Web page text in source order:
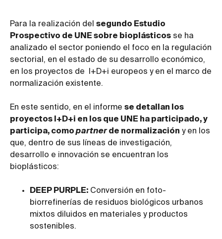
Para la realización del segundo Estudio
Prospectivo de UNE sobre bioplásticos se ha
analizado el sector poniendo el foco en la regulación
sectorial, en el estado de su desarrollo económico,
en los proyectos de I+D+i europeos y en el marco de
normalización existente.
En este sentido, en el informe se detallan los
proyectos I+D+i en los que UNE ha participado, y
participa, comopartnerde normalización y en los
que, dentro de sus líneas de investigación,
desarrollo e innovación se encuentran los
bioplásticos:
DEEP PURPLE: Conversión en foto-
biorrefinerías de residuos biológicos urbanos
mixtos diluidos en materiales y productos
sostenibles.